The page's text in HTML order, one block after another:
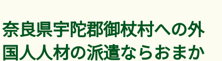
奈良県宇陀郡御杖村への外
国人人材の派遣ならおまか